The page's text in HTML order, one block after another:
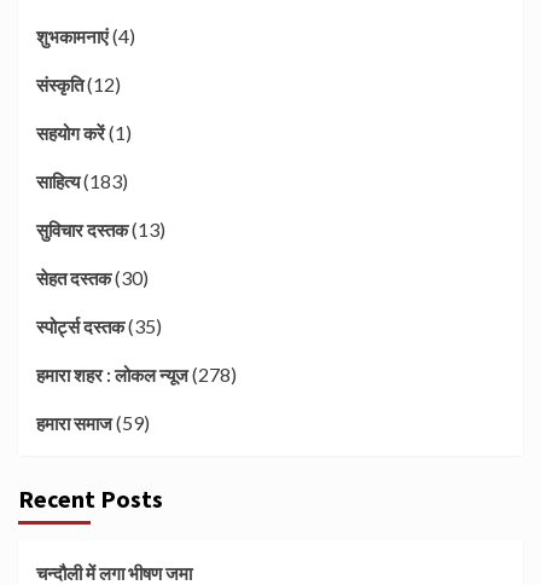
शुभकामनाएं(4)
संस्कृति(12)
सहयोग करें(1)
साहित्य(183)
सुविचार दस्तक(13)
सेहत दस्तक(30)
स्पोर्ट्स दस्तक(35)
हमारा शहर : लोकल न्यूज(278)
हमारा समाज(59)
Recent Posts
चन्दौली में लगा भीषण जमा